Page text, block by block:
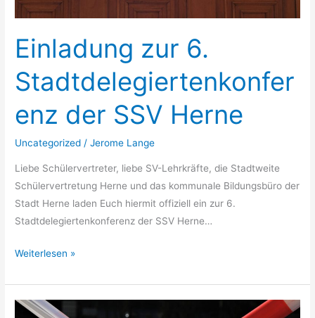
Einladung zur 6.
Stadtdelegiertenkonfer
enz der SSV Herne
Uncategorized /Jerome Lange
Liebe Schülervertreter, liebe SV-Lehrkräfte, die Stadtweite
Schülervertretung Herne und das kommunale Bildungsbüro der
Stadt Herne laden Euch hiermit offiziell ein zur 6.
Stadtdelegiertenkonferenz der SSV Herne…
Weiterlesen »
Mangelhafte